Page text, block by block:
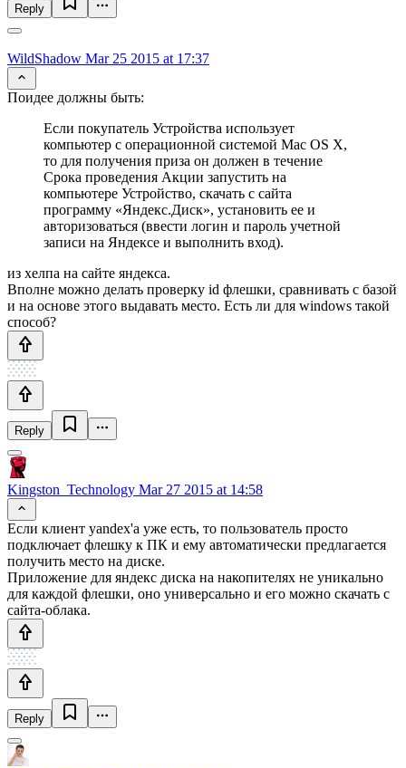
Reply
WildShadow Mar 25 2015 at 17:37
Поидее должны быть:
Если покупатель Устройства использует
компьютер с операционной системой Mac OS X,
то для получения приза он должен в течение
Срока проведения Акции запустить на
компьютере Устройство, скачать с сайта
программу «Яндекс.Диск», установить ее и
авторизоваться (ввести логин и пароль учетной
записи на Яндексе и выполнить вход).
из хелпа на сайте яндекса.
Вполне можно делать проверку id флешки, сравнивать с базой
и на основе этого выдавать место. Есть ли для windows такой
способ?
Reply
Kingston_Technology Mar 27 2015 at 14:58
Если клиент yandex'a уже есть, то пользователь просто
подключает флешку к ПК и ему автоматически предлагается
получить место на диске.
Приложение для яндекс диска на накопителях не уникально
для каждой флешки, оно универсально и его можно скачать с
сайта-облака.
Reply